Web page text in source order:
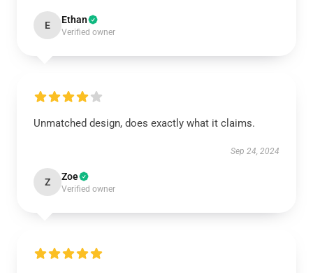
E Ethan
Verified owner
Unmatched design, does exactly what it claims.
Sep 24, 2024
Z Zoe
Verified owner